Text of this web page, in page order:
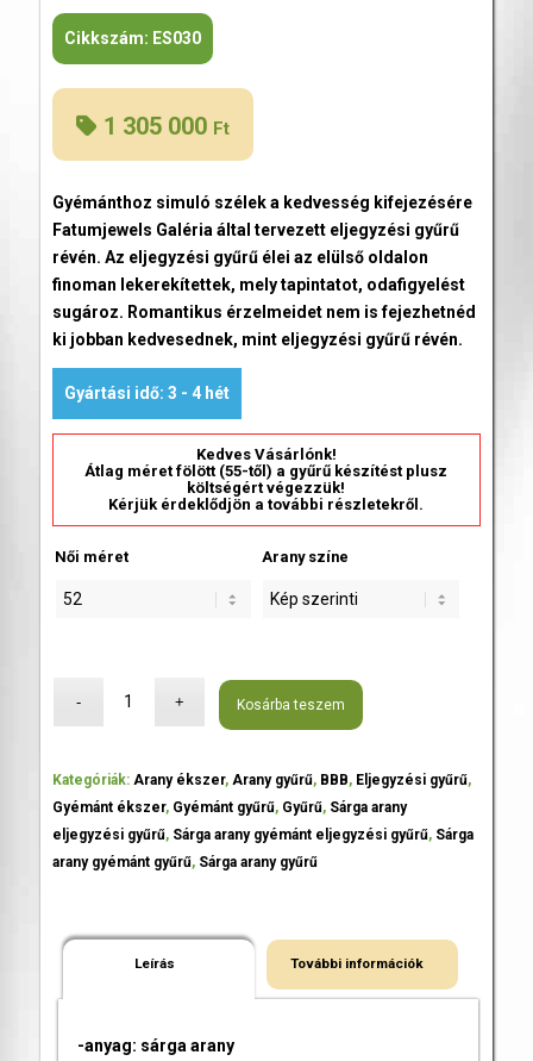
Cikkszám: ES030
1 305 000 Ft
Gyémánthoz simuló szélek a kedvesség kifejezésére
Fatumjewels Galéria által tervezett eljegyzési gyűrű
révén. Az eljegyzési gyűrű élei az elülső oldalon
finoman lekerekítettek, mely tapintatot, odafigyelést
sugároz. Romantikus érzelmeidet nem is fejezhetnéd
ki jobban kedvesednek, mint eljegyzési gyűrű révén.
Gyártási idő: 3 - 4 hét
Kedves Vásárlónk!
Átlag méret fölött (55-től) a gyűrű készítést plusz
költségért végezzük!
Kérjük érdeklődjön a további részletekről.
Női méret Arany színe
Kosárba teszem
Kategóriák: Arany ékszer, Arany gyűrű, BBB, Eljegyzési gyűrű,
Gyémánt ékszer, Gyémánt gyűrű, Gyűrű, Sárga arany
eljegyzési gyűrű, Sárga arany gyémánt eljegyzési gyűrű, Sárga
arany gyémánt gyűrű, Sárga arany gyűrű
Leírás További információk
-anyag: sárga arany